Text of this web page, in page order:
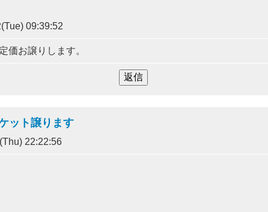
09:39:52
お譲りします。
ット譲ります
22:22:56